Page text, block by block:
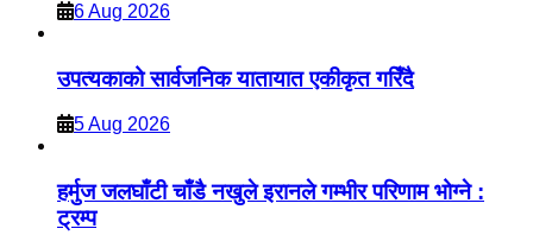
6 Aug 2026
उपत्यकाको सार्वजनिक यातायात एकीकृत गरिँदै
5 Aug 2026
हर्मुज जलघाँटी चाँडै नखुले इरानले गम्भीर परिणाम भोग्ने :
ट्रम्प